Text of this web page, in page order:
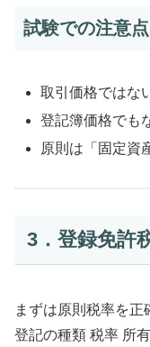
試験での注意点
取引価格ではな
登記簿価格でも
原則は「固定資
3．登録免許
まずは原則税率を正
登記の種類 税率 所